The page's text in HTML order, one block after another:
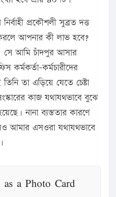
প্রকৌশলী সুব্রত দত্ত
আপনার কী লাভ হবে?
সে আমি চাঁদপুর আসার
কর্মকর্তা-কর্মচারীদের
তা এড়িয়ে যেতে চেষ্টা
কাজ যথাযথভাবে বুঝে
নানা ব্যস্ততার কারণে
আমার এসওরা যথাযথভাবে
as a Photo Card